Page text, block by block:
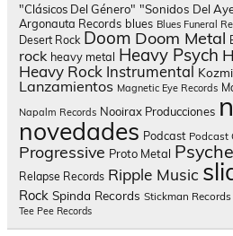
"Clásicos Del Género" "Sonidos Del
Argonauta Records blues Blues Funeral
Desert Rock Doom Doom Metal
rock heavy metal Heavy Psych
Heavy Rock Instrumental
Lanzamientos Magnetic Eye Records
Napalm Records Nooirax Producciones
novedades Podcast Podcast
Progressive Proto Metal
Relapse Records Ripple Music
Rock Spinda Records Stickman Records
Tee Pee Records